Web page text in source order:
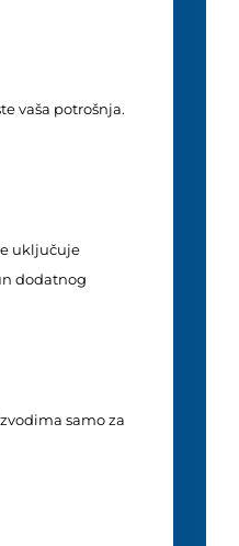
vaša potrošnja.
uključuje
dodatnog
samo za